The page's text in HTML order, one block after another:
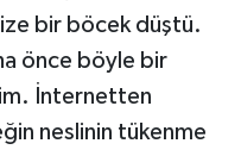
bir böcek düştü.
önce böyle bir
İnternetten
neslinin tükenme